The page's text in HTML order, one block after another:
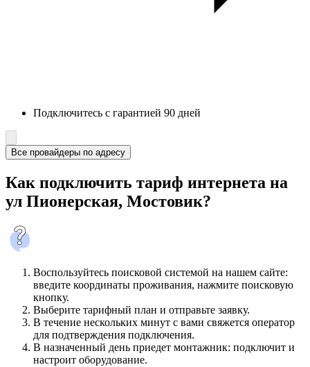
Подключитесь с гарантией 90 дней
Все провайдеры по адресу
Как подключить тариф интернета на
ул Пионерская, Мостовик?
Воспользуйтесь поисковой системой на нашем сайте:
введите координаты проживания, нажмите поисковую
кнопку.
Выберите тарифный план и отправьте заявку.
В течение нескольких минут с вами свяжется оператор
для подтверждения подключения.
В назначенный день приедет монтажник: подключит и
настроит оборудование.